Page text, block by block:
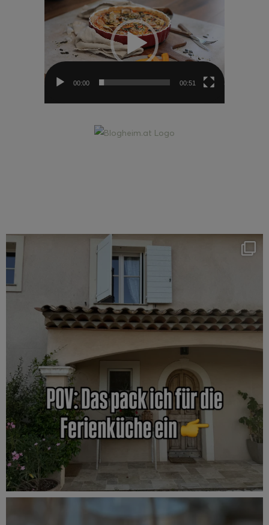
00:00 00:51